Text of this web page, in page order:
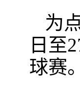
为
日至
球赛。